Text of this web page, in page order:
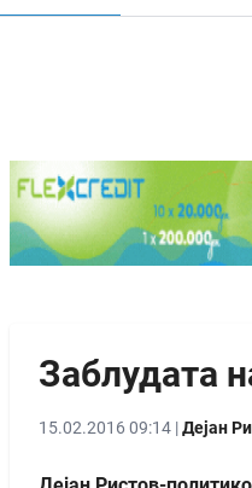
Заблудата
15.02.2016 09:14 |Дејан